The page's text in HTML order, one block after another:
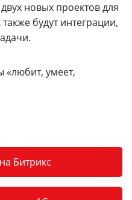
новых проектов для
будут интеграции,
«любит, умеет,
Битрикс